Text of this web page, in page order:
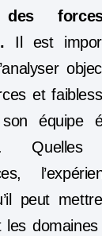
des
Il est
et
équipe
peut
les